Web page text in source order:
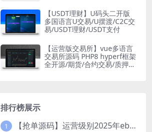
【USDT理财】U码头二开版
多国语言U交易/U摆渡/C2C交
易/USDT理财/USDT支付
【运营版交易所】vue多语言
交易所源码 PHP8 hyperf框架
全开源/期货/合约交易/质押生
排行榜展示
1 【抢单源码】运营级别2025年ebay易贝多语言抢单刷单系统/叠加组/打针/独立代理后台/订单自动匹配系统